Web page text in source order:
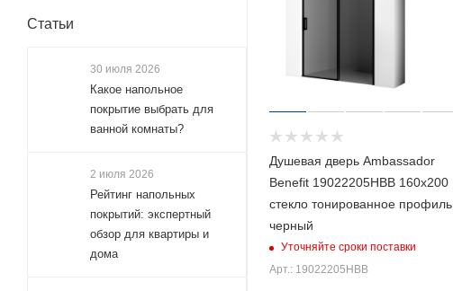
Душевая дверь Ambassador
Benefit 19022205HBB 160х200
стекло тонированное профиль
черный
Уточняйте сроки поставки
Арт.: 19022205HBB
Статьи
30 июля 2026
Какое напольное
покрытие выбрать для
ванной комнаты?
2 июля 2026
Рейтинг напольных
покрытий: экспертный
обзор для квартиры и
дома